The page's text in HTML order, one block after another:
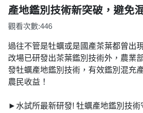
產地鑑別技術新突破，避免
觀看次數:446
過往不管是牡蠣或是國產茶葉都曾出
改場已研發出茶葉鑑別技術外，農業
發牡蠣產地鑑別技術，有效鑑別混充
農民收益！
►水試所最新研發! 牡蠣產地鑑別技術